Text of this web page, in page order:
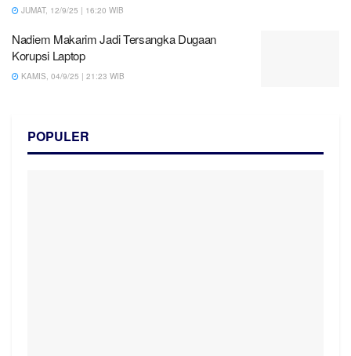
JUMAT, 12/9/25 | 16:20 WIB
Nadiem Makarim Jadi Tersangka Dugaan
Korupsi Laptop
KAMIS, 04/9/25 | 21:23 WIB
POPULER